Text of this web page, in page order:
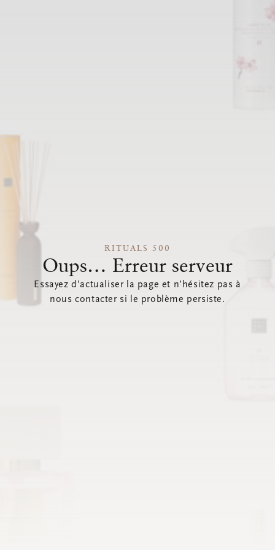
RITUALS 500
Oups… Erreur serveur
Essayez d’actualiser la page et n’hésitez pas à
nous contacter si le problème persiste.